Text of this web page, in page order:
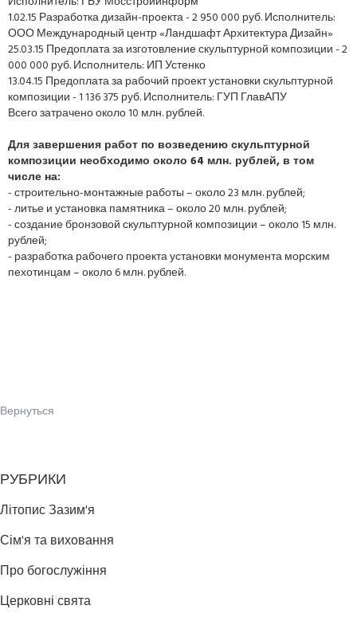
1.02.15 Разработка дизайн-проекта - 2 950 000 руб. Исполнитель:
ООО Международный центр «Ландшафт Архитектура Дизайн»
25.03.15 Предоплата за изготовление скульптурной композиции - 2
000 000 руб. Исполнитель: ИП Устенко
13.04.15 Предоплата за рабочий проект установки скульптурной
композиции - 1 136 375 руб. Исполнитель: ГУП ГлавАПУ
Всего затрачено около 10 млн. рублей.
Для завершения работ по возведению скульптурной
композиции необходимо около 64 млн. рублей, в том
числе на:
- строительно-монтажные работы – около 23 млн. рублей;
- литье и установка памятника – около 20 млн. рублей;
- создание бронзовой скульптурной композиции – около 15 млн.
рублей;
- разработка рабочего проекта установки монумента морским
пехотинцам – около 6 млн. рублей.
Вернуться
РУБРИКИ
Літопис Зазим'я
Сім'я та виховання
Про богослужіння
Церковні свята